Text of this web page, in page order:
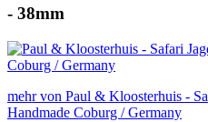
- 38mm
mehr von Paul & Kloosterhuis -
Handmade Coburg / Germany